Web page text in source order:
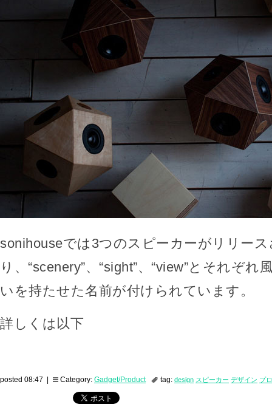
sonihouseでは3つのスピーカーがリリー
り、“scenery”、“sight”、“view”とそれぞれ
いを持たせた名前が付けられています。
詳しくは以下
posted 08:47 | Category: Gadget/Product tag: design スピーカー デザイン プ